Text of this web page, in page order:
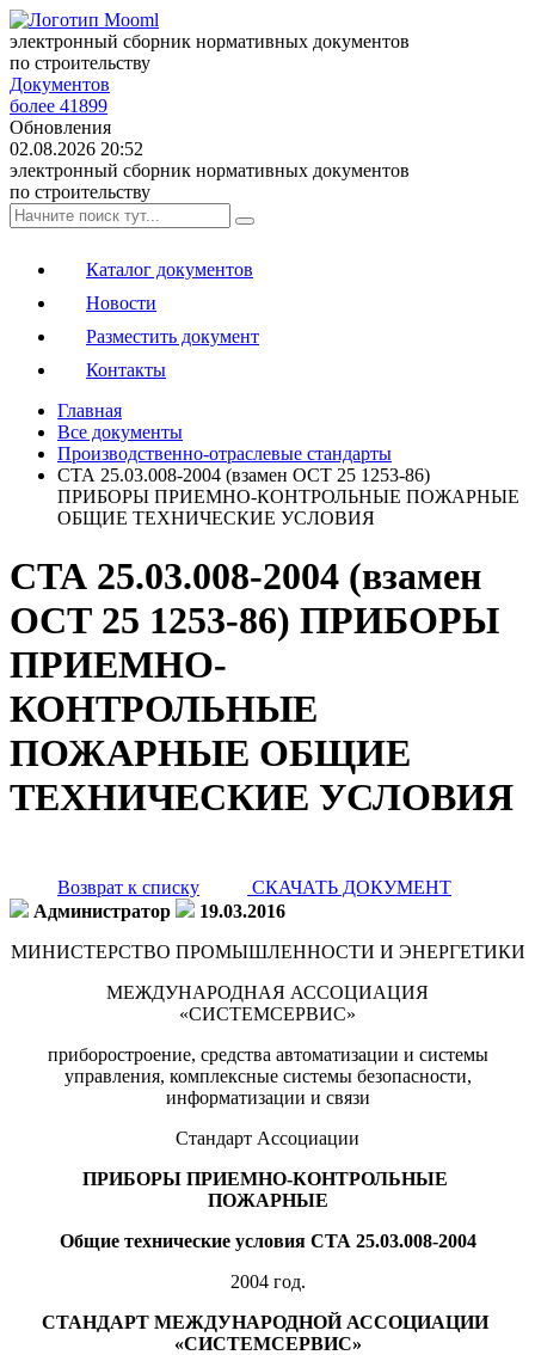
электронный сборник нормативных документов
по строительству
Документов
более 41899
Обновления
02.08.2026 20:52
электронный сборник нормативных документов
по строительству
Каталог документов
Новости
Разместить документ
Контакты
Главная
Все документы
Производственно-отраслевые стандарты
СТА 25.03.008-2004 (взамен ОСТ 25 1253-86)
ПРИБОРЫ ПРИЕМНО-КОНТРОЛЬНЫЕ ПОЖАРНЫЕ
ОБЩИЕ ТЕХНИЧЕСКИЕ УСЛОВИЯ
СТА 25.03.008-2004 (взамен
ОСТ 25 1253-86) ПРИБОРЫ
ПРИЕМНО-
КОНТРОЛЬНЫЕ
ПОЖАРНЫЕ ОБЩИЕ
ТЕХНИЧЕСКИЕ УСЛОВИЯ
Возврат к списку
СКАЧАТЬ ДОКУМЕНТ
Администратор
19.03.2016
МИНИСТЕРСТВО ПРОМЫШЛЕННОСТИ И ЭНЕРГЕТИКИ
МЕЖДУНАРОДНАЯ АССОЦИАЦИЯ
«СИСТЕМСЕРВИС»
приборостроение, средства автоматизации и системы
управления, комплексные системы безопасности,
информатизации и связи
Стандарт Ассоциации
ПРИБОРЫ ПРИЕМНО-КОНТРОЛЬНЫЕ
ПОЖАРНЫЕ
Общие технические условия СТА 25.03.008-2004
2004 год.
СТАНДАРТ МЕЖДУНАРОДНОЙ АССОЦИАЦИИ
«СИСТЕМСЕРВИС»